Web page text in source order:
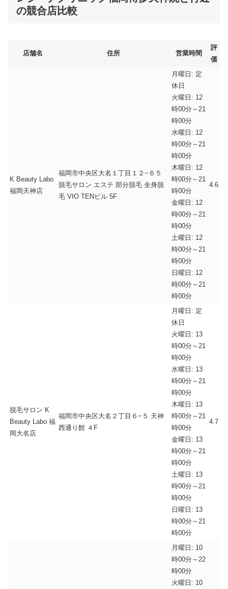
の競合店比較
店舗名 住所 営業時間
評
価
K Beauty Labo
福岡天神店
福岡市中央区大名１丁目１２−６５
脱毛サロン エステ 部分脱毛 全身脱
毛 VIO TENビル 5F
月曜日: 定
休日
火曜日: 12
時00分～21
時00分
水曜日: 12
時00分～21
時00分
木曜日: 12
時00分～21
時00分
金曜日: 12
時00分～21
時00分
土曜日: 12
時00分～21
時00分
日曜日: 12
時00分～21
時00分
4.6
脱毛サロン K
Beauty Labo 福
岡大名店
福岡市中央区大名２丁目６−５ 天神
西通り館 ４F
月曜日: 定
休日
火曜日: 13
時00分～21
時00分
水曜日: 13
時00分～21
時00分
木曜日: 13
時00分～21
時00分
金曜日: 13
時00分～21
時00分
土曜日: 13
時00分～21
時00分
日曜日: 13
時00分～21
時00分
4.7
月曜日: 10
時00分～22
時00分
火曜日: 10